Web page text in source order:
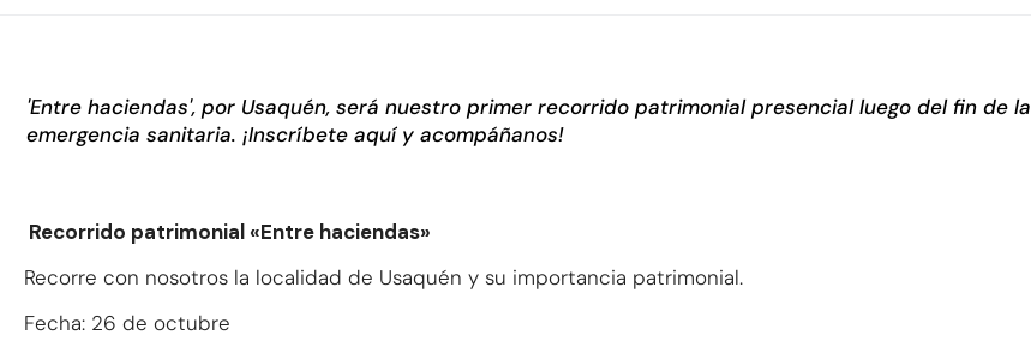
'Entre haciendas', por Usaquén, será nuestro primer recorrido patrimonial presencial luego del fin de la
emergencia sanitaria. ¡Inscríbete aquí y acompáñanos!
Recorrido patrimonial «Entre haciendas»
Recorre con nosotros la localidad de Usaquén y su importancia patrimonial.
Fecha: 26 de octubre